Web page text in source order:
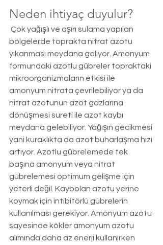
Neden ihtiyaç duyulur?
bölgelerde toprakta nitrat azotu
yıkanması meydana geliyor. Amonyum
formundaki azotlu gübreler topraktaki
mikroorganizmaların etkisi ile
amonyum nitrata çevrilebiliyor ya da
nitrat azotunun azot gazlarına
dönüşmesi sureti ile azot kaybı
meydana gelebiliyor. Yağışın gecikmesi
yani kuraklıkta da azot buharlaşma hızı
artıyor. Azotlu gübrelemede tek
başına amonyum veya nitrat
gübrelemesi optimum gelişme için
yeterli değil. Kaybolan azotu yerine
koymak için intibitörlü gübrelerin
kullanılması gerekiyor. Amonyum azotu
sayesinde kökler amonyum azotu
alımında daha az enerji kullanırken